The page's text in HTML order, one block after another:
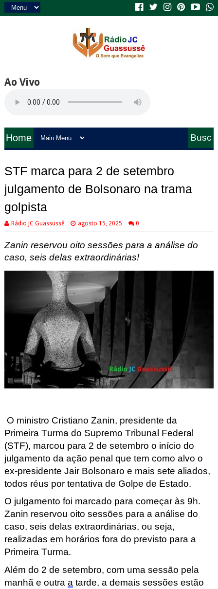
Ao Vivo
Home
Busc
STF marca para 2 de setembro
julgamento de Bolsonaro na trama
golpista
Rádio JC Guassussê agosto 15, 2025 0
Zanin reservou oito sessões para a análise do
caso, seis delas extraordinárias!
O ministro Cristiano Zanin, presidente da
Primeira Turma do Supremo Tribunal Federal
(STF), marcou para 2 de setembro o início do
julgamento da ação penal que tem como alvo o
ex-presidente Jair Bolsonaro e mais sete aliados,
todos réus por tentativa de Golpe de Estado.
O julgamento foi marcado para começar às 9h.
Zanin reservou oito sessões para a análise do
caso, seis delas extraordinárias, ou seja,
realizadas em horários fora do previsto para a
Primeira Turma.
Além do 2 de setembro, com uma sessão pela
manhã e outra a tarde, a demais sessões estão